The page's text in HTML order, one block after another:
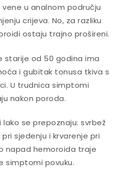
u analnom području
crijeva. No, za razliku
ostaju trajno prošireni.
starije od 50 godina ima
i gubitak tonusa tkiva s
U trudnica simptomi
nakon poroda.
se prepoznaju: svrbež
sjedenju i krvarenje pri
napad hemoroida traje
simptomi povuku.